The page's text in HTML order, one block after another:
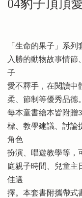
04豹子頂頂
「生命的果子」系
入勝的動物故事情節
子
愛不釋手，在閱讀中
柔、節制等優秀品德。
每本童書繪本皆附贈
標、教學建議、討論
角色
扮演、唱遊教學等，
庭親子時間、兒童主
佳選
擇。本套書附攜帶式